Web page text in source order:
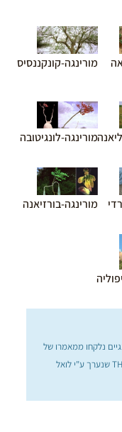
מורינגה-קונקננסיס
מורינגה-לונגיטובה
מורינגה-בורזיאנה
נלקחו ממאמרו של
מארק א. אולסון בספר THE MIRACLE TREE שנערך ע"י לואל